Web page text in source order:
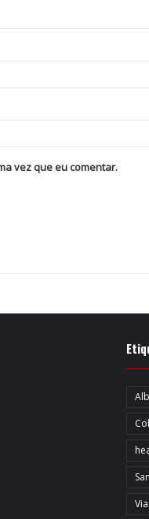
vez que eu comentar.